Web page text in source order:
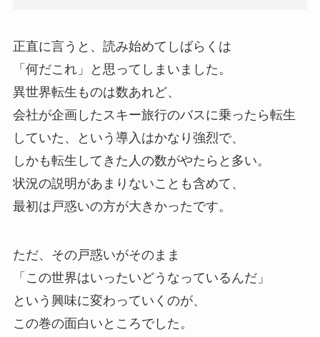
正直に言うと、 読み始めてしばらくは
「何だこれ」
と思ってしまいました。
異世界転生ものは数あれど、
会社が企画したスキー旅行のバスに乗ったら転生
していた、
という導入はかなり強烈で、
しかも転生してきた人の数がやたらと多い。
状況の説明があまりないことも含めて、
最初は戸惑いの方が大きかったです。
ただ、 その戸惑いがそのまま
「この世界はいったいどうなっているんだ」
という興味に変わっていくのが、
この巻の面白いところでした。